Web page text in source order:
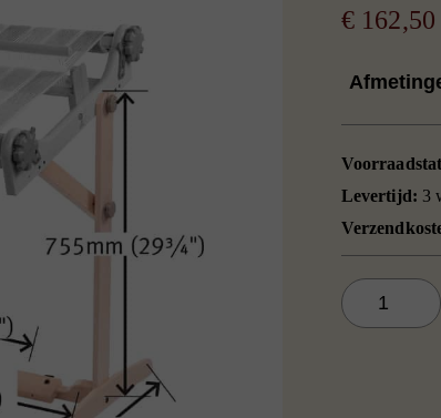
€ 162,50
Levertijd: 3